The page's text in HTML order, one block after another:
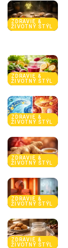
ZDRAVIE &
ŽIVOTNÝ ŠTÝL
ZDRAVIE &
ŽIVOTNÝ ŠTÝL
ZDRAVIE &
ŽIVOTNÝ ŠTÝL
ZDRAVIE &
ŽIVOTNÝ ŠTÝL
ZDRAVIE &
ŽIVOTNÝ ŠTÝL
ZDRAVIE &
ŽIVOTNÝ ŠTÝL